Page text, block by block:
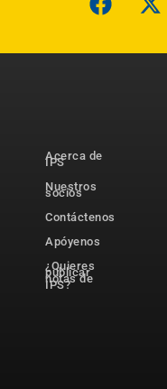
Acerca de
IPS
Nuestros
socios
Contáctenos
Apóyenos
¿Quieres
publicar
notas de
IPS?